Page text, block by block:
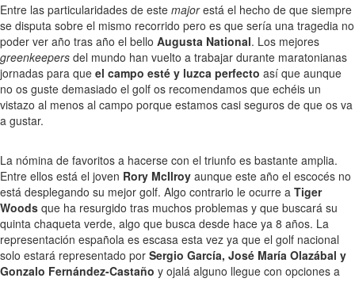
Entre las particularidades de este majorestá el hecho de que siempre
se disputa sobre el mismo recorrido pero es que sería una tragedia no
poder ver año tras año el bello Augusta National. Los mejores
greenkeepers del mundo han vuelto a trabajar durante maratonianas
jornadas para que el campo esté y luzca perfecto así que aunque
no os guste demasiado el golf os recomendamos que echéis un
vistazo al menos al campo porque estamos casi seguros de que os va
a gustar.
La nómina de favoritos a hacerse con el triunfo es bastante amplia.
Entre ellos está el joven Rory McIlroy aunque este año el escocés no
está desplegando su mejor golf. Algo contrario le ocurre a Tiger
Woods que ha resurgido tras muchos problemas y que buscará su
quinta chaqueta verde, algo que busca desde hace ya 8 años. La
representación española es escasa esta vez ya que el golf nacional
solo estará representado por Sergio García, José María Olazábal y
Gonzalo Fernández-Castaño y ojalá alguno llegue con opciones a